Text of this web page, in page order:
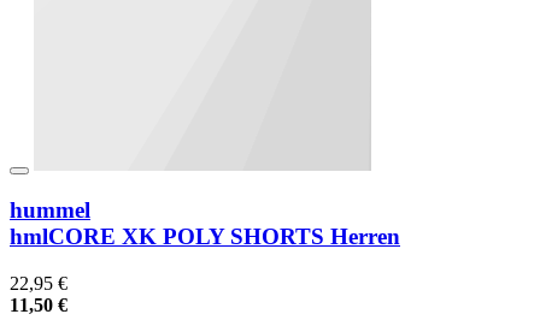
hummel
hmlCORE XK POLY SHORTS Herren
22,95 €
11,50 €